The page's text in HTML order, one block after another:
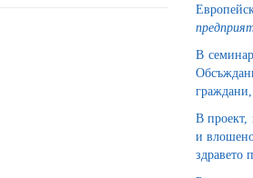
В
В проект,
и
здравето